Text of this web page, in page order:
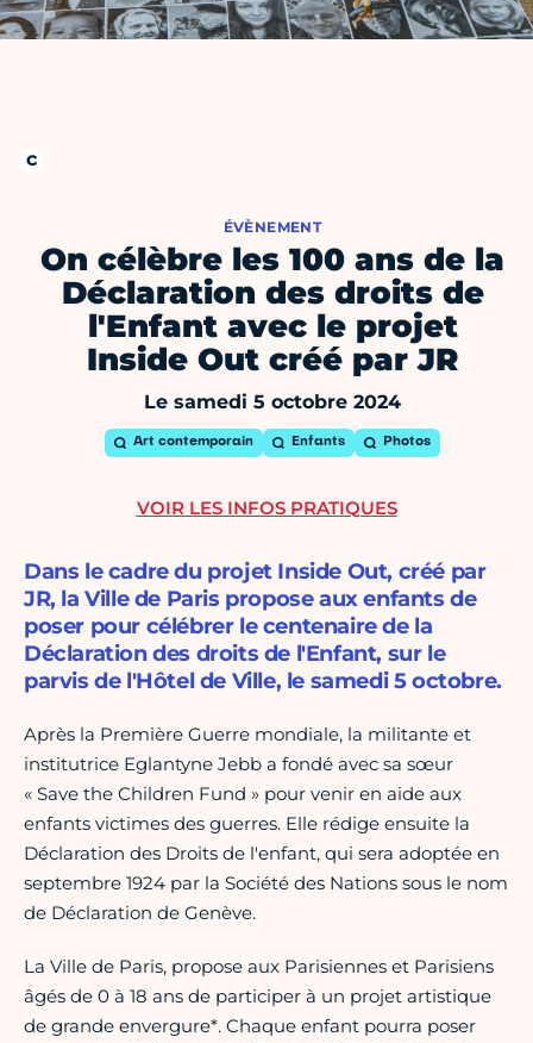
ÉVÈNEMENT
On célèbre les 100 ans de la
Déclaration des droits de
l'Enfant avec le projet
Inside Out créé par JR
Le samedi 5 octobre 2024
Art contemporain Enfants Photos
Dans le cadre du projet Inside Out, créé par
JR, la Ville de Paris propose aux enfants de
poser pour célébrer le centenaire de la
Déclaration des droits de l'Enfant, sur le
parvis de l'Hôtel de Ville, le samedi 5 octobre.
Après la Première Guerre mondiale, la militante et
institutrice Eglantyne Jebb a fondé avec sa sœur
« Save the Children Fund » pour venir en aide aux
enfants victimes des guerres. Elle rédige ensuite la
Déclaration des Droits de l'enfant, qui sera adoptée en
septembre 1924 par la Société des Nations sous le nom
de Déclaration de Genève.
La Ville de Paris, propose aux Parisiennes et Parisiens
âgés de 0 à 18 ans de participer à un projet artistique
de grande envergure*. Chaque enfant pourra poser
VOIR LES INFOS PRATIQUES